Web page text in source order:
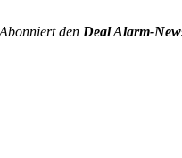
den Deal Alarm-